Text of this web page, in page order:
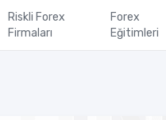
Riskli Forex
Firmaları
Forex
Eğitimleri